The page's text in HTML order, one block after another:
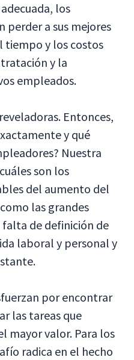
los
perder a sus mejores
tiempo y los costos
y la
empleados.
Entonces,
y qué
Nuestra
son los
del aumento del
las grandes
de definición de
laboral y personal y
por encontrar
las tareas que
mayor valor. Para los
radica en el hecho